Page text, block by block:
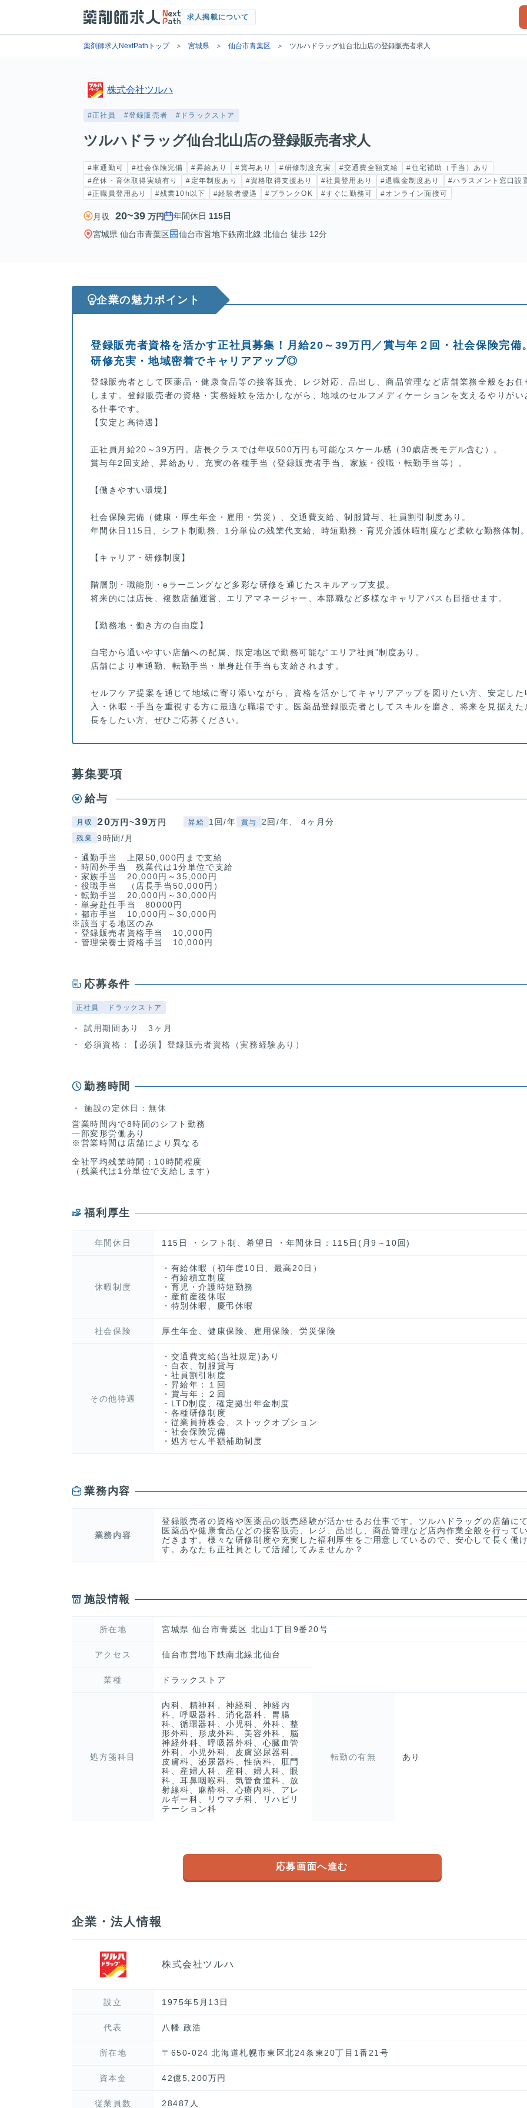
求人掲載について
薬剤師求人NextPathトップ 宮城県 仙台市青葉区 ツルハドラッグ仙台北山店の登録販売者求人
株式会社ツルハ
#正社員 #登録販売者 #ドラックストア
ツルハドラッグ仙台北山店の登録販売者求人
#車通勤可 #社会保険完備 #昇給あり #賞与あり #研修制度充実 #交通費全額支給
#住宅補助（手当）あり
#産休・育休取得実績有り
#定年制度あり #資格取得支援あり #社員登用あり #退職金制度あり
#ハラスメント窓口設
#正職員登用あり
#残業10h以下 #経験者優遇 #ブランクOK #すぐに勤務可 #オンライン面接可
月収 20~39 万円 年間休日 115日
宮城県 仙台市青葉区
仙台市営地下鉄南北線 北仙台 徒歩 12分
企業の魅力ポイント
登録販売者資格を活かす正社員募集！月給20～39万円／賞与年２回・社会保険完備。
研修充実・地域密着でキャリアアップ◎
登録販売者として医薬品・健康食品等の接客販売、レジ対応、品出し、商品管理など店舗業務全般をお任
します。登録販売者の資格・実務経験を活かしながら、地域のセルフメディケーションを支えるやりがい
る仕事です。
【安定と高待遇】
正社員月給20～39万円。店長クラスでは年収500万円も可能なスケール感（30歳店長モデル含む）。
賞与年2回支給、昇給あり、充実の各種手当（登録販売者手当、家族・役職・転勤手当等）。
【働きやすい環境】
社会保険完備（健康・厚生年金・雇用・労災）、交通費支給、制服貸与、社員割引制度あり。
年間休日115日、シフト制勤務、1分単位の残業代支給、時短勤務・育児介護休暇制度など柔軟な勤務体制。
【キャリア・研修制度】
階層別・職能別・eラーニングなど多彩な研修を通じたスキルアップ支援。
将来的には店長、複数店舗運営、エリアマネージャー、本部職など多様なキャリアパスも目指せます。
【勤務地・働き方の自由度】
自宅から通いやすい店舗への配属、限定地区で勤務可能な“エリア社員”制度あり。
店舗により車通勤、転勤手当・単身赴任手当も支給されます。
セルフケア提案を通じて地域に寄り添いながら、資格を活かしてキャリアアップを図りたい方、安定した
入・休暇・手当を重視する方に最適な職場です。医薬品登録販売者としてスキルを磨き、将来を見据えた
長をしたい方、ぜひご応募ください。
募集要項
給与
月収 20万円~39万円 昇給 1回/年 賞与 2回/年、 4ヶ月分
残業 9時間/月
・通勤手当 上限50,000円まで支給
・時間外手当 残業代は1分単位で支給
・家族手当 20,000円～35,000円
・役職手当 （店長手当50,000円）
・転勤手当 20,000円～30,000円
・単身赴任手当 80000円
・都市手当 10,000円～30,000円
※該当する地区のみ
・登録販売者資格手当 10,000円
・管理栄養士資格手当 10,000円
応募条件
正社員 ドラックストア
試用期間あり 3ヶ月
必須資格：【必須】登録販売者資格（実務経験あり）
勤務時間
施設の定休日：無休
営業時間内で8時間のシフト勤務
一部変形労働あり
※営業時間は店舗により異なる
全社平均残業時間：10時間程度
（残業代は1分単位で支給します）
福利厚生
年間休日 115日 ・シフト制、希望日 ・年間休日：115日(月9～10回)
休暇制度
・有給休暇（初年度10日、最高20日）
・有給積立制度
・育児・介護時短勤務
・産前産後休暇
・特別休暇、慶弔休暇
社会保険 厚生年金、健康保険、雇用保険、労災保険
その他待遇
・交通費支給(当社規定)あり
・白衣、制服貸与
・社員割引制度
・昇給年：１回
・賞与年：２回
・LTD制度、確定拠出年金制度
・各種研修制度
・従業員持株会、ストックオプション
・社会保険完備
・処方せん半額補助制度
業務内容
業務内容
登録販売者の資格や医薬品の販売経験が活かせるお仕事です。ツルハドラッグの店舗にて
医薬品や健康食品などの接客販売、レジ、品出し、商品管理など店内作業全般を行って
だきます。様々な研修制度や充実した福利厚生をご用意しているので、安心して長く働
す。あなたも正社員として活躍してみませんか？
施設情報
所在地 宮城県 仙台市青葉区 北山1丁目9番20号
アクセス 仙台市営地下鉄南北線北仙台
業種 ドラックストア
処方箋科目
内科、精神科、神経科、神経内
科、呼吸器科、消化器科、胃腸
科、循環器科、小児科、外科、整
形外科、形成外科、美容外科、脳
神経外科、呼吸器外科、心臓血管
外科、小児外科、皮膚泌尿器科、
皮膚科、泌尿器科、性病科、肛門
科、産婦人科、産科、婦人科、眼
科、耳鼻咽喉科、気管食道科、放
射線科、麻酔科、心療内科、アレ
ルギー科、リウマチ科、リハビリ
テーション科
転勤の有無 あり
応募画面へ進む
企業・法人情報
株式会社ツルハ
設立 1975年5月13日
代表 八幡 政浩
所在地 〒650-024 北海道札幌市東区北24条東20丁目1番21号
資本金 42億5,200万円
従業員数 28487人